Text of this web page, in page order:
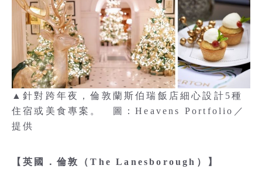
▲針對跨年夜，倫敦蘭斯伯瑞飯店細心設計5種
住宿或美食專案。 圖：Heavens Portfolio／
提供
【英國．倫敦（The Lanesborough）】